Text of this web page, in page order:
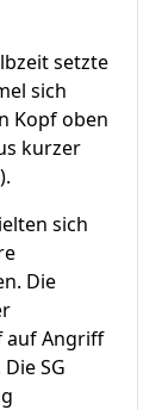
setzte
sich
Kopf oben
kurzer
sich
Die
auf Angriff
SG